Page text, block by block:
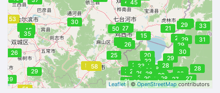
48
31
58
29
52
52 39
34
27
28 27
27
20
28
28
31
30
29
31
29
29
23
31
58
27
35
50
26
27
28
53
27
45
33
28
22
27
28
29
29
28
30
27
27
26
33
29
25
66
39
27
26
28
29
28
24
30
28 29
28
23
32
30
25
29
39
50
15
28
26 28
25
31
24
45 27 21
26
45
29
31
58
51
30
26
Leaflet| ©OpenStreetMap contributors